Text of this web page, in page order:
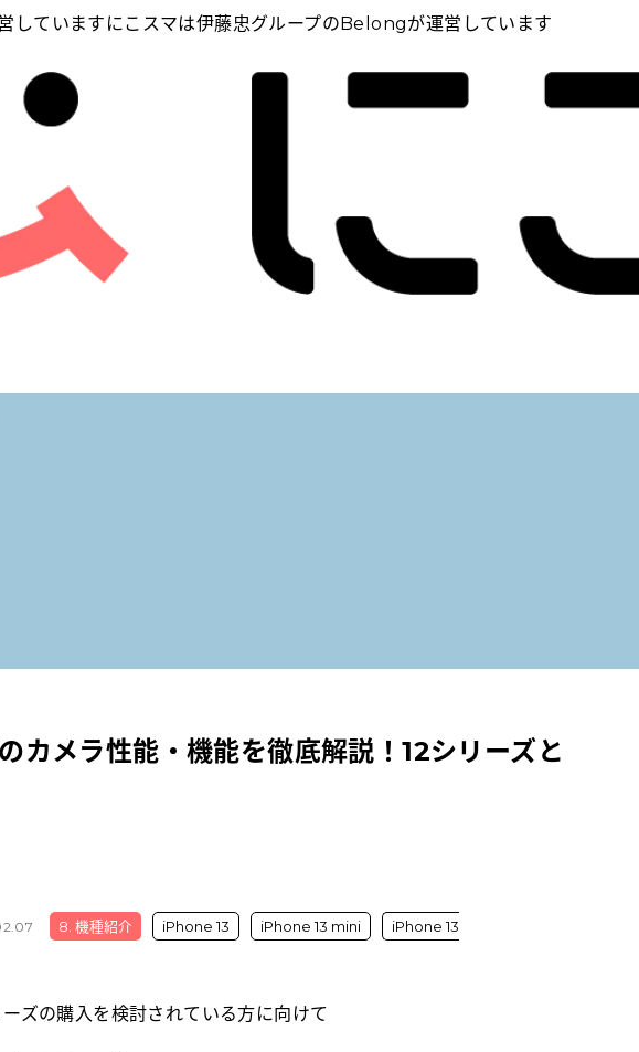
しています にこスマは伊藤忠グループのBelongが運営しています
カメラ性能・機能を徹底解説！12シリーズと
8. 機種紹介 iPhone 13 iPhone 13 mini iPhone 13
ズの購入を検討されている方に向けて